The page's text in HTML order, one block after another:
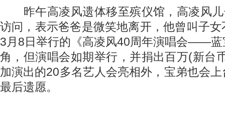
昨午高凌风遗体移至殡仪馆，高凌风儿
访问，表示爸爸是微笑地离开，他曾叫子
3月8日举行的《高凌风40周年演唱会——蓝
角，但演唱会如期举行，并捐出百万(新台
加演出的20多名艺人会亮相外，宝弟也会
最后遗愿。